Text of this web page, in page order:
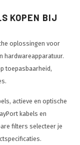
KOPEN BIJ
oplossingen voor
hardwareapparatuur.
toepasbaarheid,
actieve en optische
kabels en
filters selecteer je